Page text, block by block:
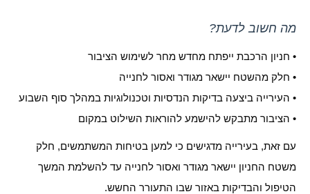
מה חשוב לדעת?
• חניון הרכבת ייפתח מחדש מחר לשימוש הציבור
• חלק מהשטח יישאר מגודר ואסור לחנייה
• העירייה ביצעה בדיקות הנדסיות וטכנולוגיות במהלך סוף השבוע
• הציבור מתבקש להישמע להוראות השילוט במקום
עם זאת, בעירייה מדגישים כי למען בטיחות המשתמשים, חלק
משטח החניון יישאר מגודר ואסור לחנייה עד להשלמת המשך
הטיפול והבדיקות באזור שבו התעורר החשש.